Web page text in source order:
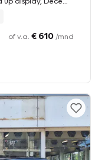
of v.a. € 610 /mnd